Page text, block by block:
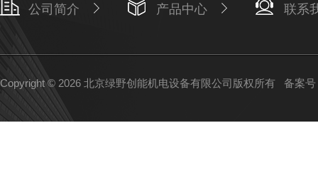
公司简介 产品中心 联系
Copyright © 2026 北京绿野创能机电设备有限公司版权所有 备案